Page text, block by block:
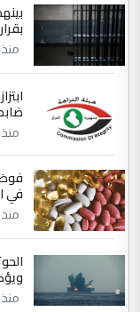
الموضوع :
الرافدين
التعليق : هذه
العراقي،
حكومة
الموضوع :
تصدير النفط
منذ 19 ساعة
منذ 19 ساعة
في
منذ 19 ساعة
منذ 19 ساعة